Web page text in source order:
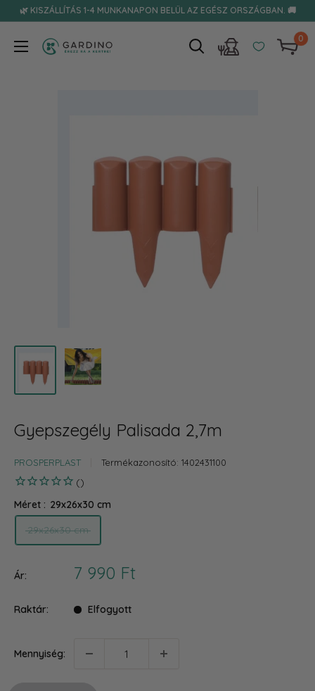
Tovább🌿 KISZÁLLÍTÁS 1-4 MUNKANAPON BELÜL AZ EGÉSZ ORSZÁGBAN. 🚚
Gardino
0
Gyepszegély Palisada 2,7m
PROSPERPLAST Termékazonosító: 1402431100
Méret : 29x26x30 cm
29x26x30 cm
Ár:
Akciós
7 990 Ft
Raktár: Elfogyott
Mennyiség: